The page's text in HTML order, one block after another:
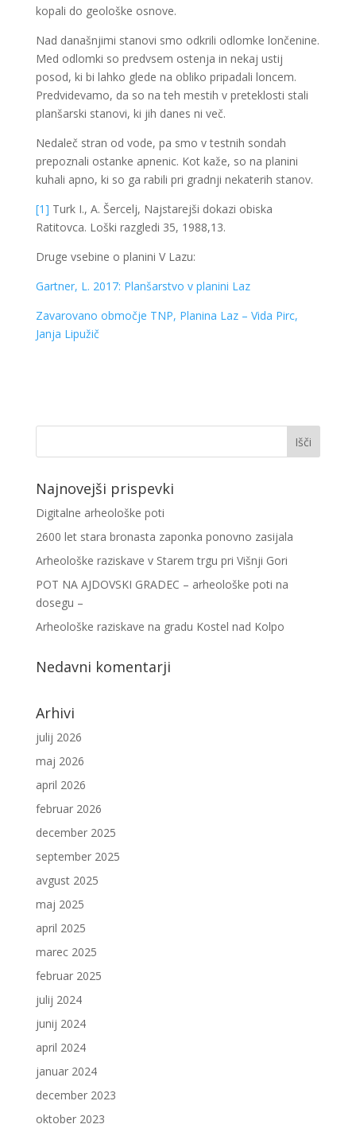
kopali do geološke osnove.
Nad današnjimi stanovi smo odkrili odlomke lončenine.
Med odlomki so predvsem ostenja in nekaj ustij
posod, ki bi lahko glede na obliko pripadali loncem.
Predvidevamo, da so na teh mestih v preteklosti stali
planšarski stanovi, ki jih danes ni več.
Nedaleč stran od vode, pa smo v testnih sondah
prepoznali ostanke apnenic. Kot kaže, so na planini
kuhali apno, ki so ga rabili pri gradnji nekaterih stanov.
[1] Turk I., A. Šercelj, Najstarejši dokazi obiska
Ratitovca. Loški razgledi 35, 1988,13.
Druge vsebine o planini V Lazu:
Gartner, L. 2017: Planšarstvo v planini Laz
Zavarovano območje TNP, Planina Laz – Vida Pirc,
Janja Lipužič
Najnovejši prispevki
Digitalne arheološke poti
2600 let stara bronasta zaponka ponovno zasijala
Arheološke raziskave v Starem trgu pri Višnji Gori
POT NA AJDOVSKI GRADEC – arheološke poti na
dosegu –
Arheološke raziskave na gradu Kostel nad Kolpo
Nedavni komentarji
Arhivi
julij 2026
maj 2026
april 2026
februar 2026
december 2025
september 2025
avgust 2025
maj 2025
april 2025
marec 2025
februar 2025
julij 2024
junij 2024
april 2024
januar 2024
december 2023
oktober 2023